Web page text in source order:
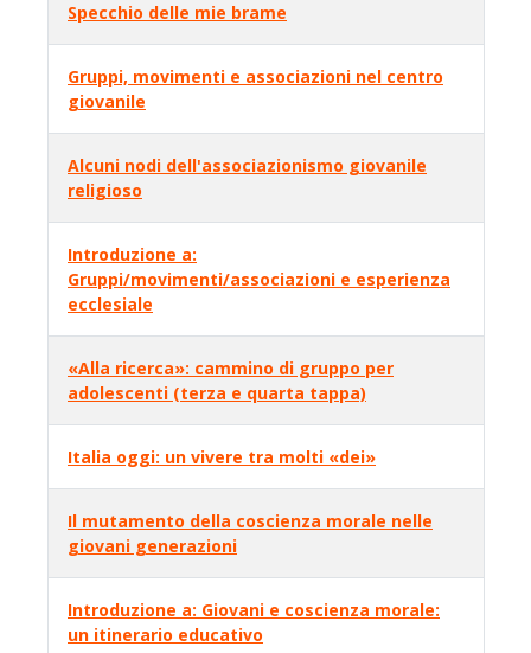
Specchio delle mie brame
Gruppi, movimenti e associazioni nel centro
giovanile
Alcuni nodi dell'associazionismo giovanile
religioso
Introduzione a:
Gruppi/movimenti/associazioni e esperienza
ecclesiale
«Alla ricerca»: cammino di gruppo per
adolescenti (terza e quarta tappa)
Italia oggi: un vivere tra molti «dei»
Il mutamento della coscienza morale nelle
giovani generazioni
Introduzione a: Giovani e coscienza morale:
un itinerario educativo